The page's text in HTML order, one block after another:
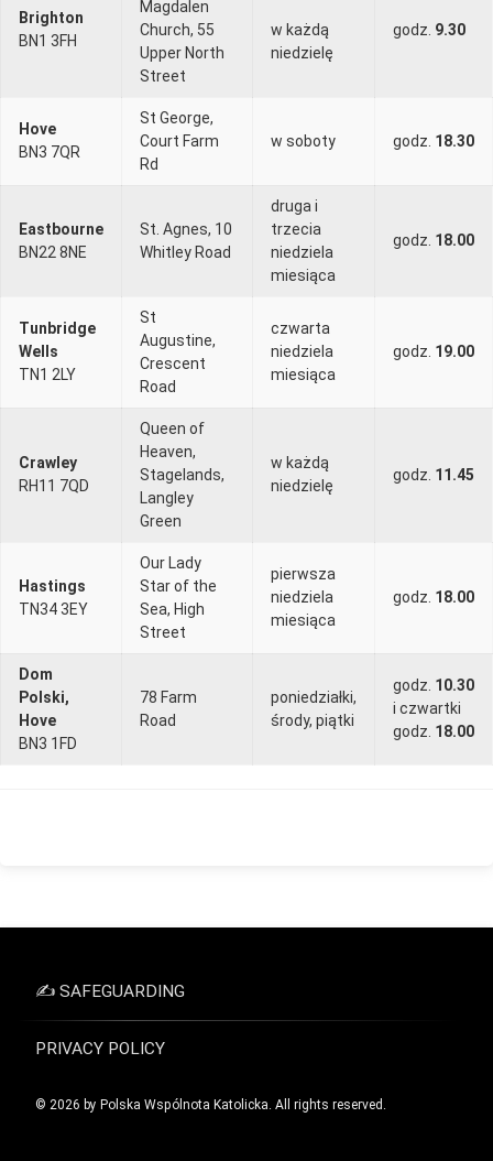
Brighton
BN1 3FH
Magdalen
Church, 55
Upper North
Street
w każdą
niedzielę
godz. 9.30
Hove
BN3 7QR
St George,
Court Farm
Rd
w soboty godz. 18.30
Eastbourne
BN22 8NE
St. Agnes, 10
Whitley Road
druga i
trzecia
niedziela
miesiąca
godz. 18.00
Tunbridge
Wells
TN1 2LY
St
Augustine,
Crescent
Road
czwarta
niedziela
miesiąca
godz. 19.00
Crawley
RH11 7QD
Queen of
Heaven,
Stagelands,
Langley
Green
w każdą
niedzielę
godz. 11.45
Hastings
TN34 3EY
Our Lady
Star of the
Sea, High
Street
pierwsza
niedziela
miesiąca
godz. 18.00
Dom
Polski,
Hove
BN3 1FD
78 Farm
Road
poniedziałki,
środy, piątki
godz. 10.30
i czwartki
godz. 18.00
✍ SAFEGUARDING
PRIVACY POLICY
© 2026 by Polska Wspólnota Katolicka. All rights reserved.